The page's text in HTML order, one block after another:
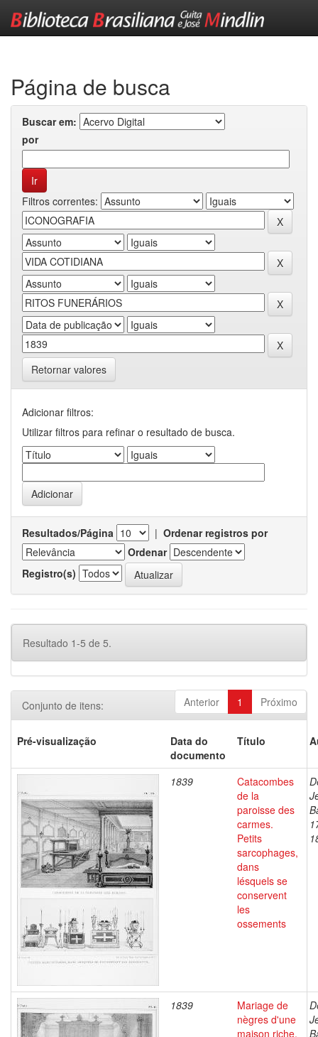
Página de busca
Buscar em:
por
Filtros correntes:
Retornar valores
Adicionar filtros:
Utilizar filtros para refinar o resultado de busca.
Resultados/Página | Ordenar registros por
Ordenar
Registro(s)
Resultado 1-5 de 5.
Anterior 1 Próximo
Conjunto de itens:
Pré-visualização
Data do
documento
Título
1839
Catacombes
de la
paroisse des
carmes.
Petits
sarcophages,
dans
lésquels se
conservent
les
ossements
1839
Mariage de
nègres d'une
maison riche.